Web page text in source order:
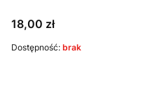
Cena
18,00 zł
Dostępność: brak